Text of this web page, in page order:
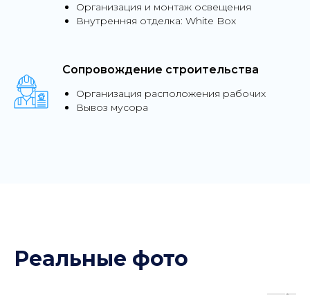
Организация и монтаж освещения
Внутренняя отделка: White Box
Сопровождение строительства
Организация расположения рабочих
Вывоз мусора
Реальные фото